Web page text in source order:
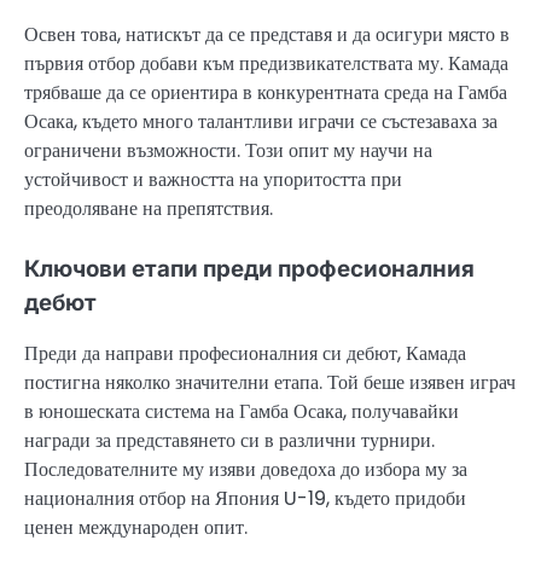
Освен това, натискът да се представя и да осигури място в
първия отбор добави към предизвикателствата му. Камада
трябваше да се ориентира в конкурентната среда на Гамба
Осака, където много талантливи играчи се състезаваха за
ограничени възможности. Този опит му научи на
устойчивост и важността на упоритостта при
преодоляване на препятствия.
Ключови етапи преди професионалния
дебют
Преди да направи професионалния си дебют, Камада
постигна няколко значителни етапа. Той беше изявен играч
в юношеската система на Гамба Осака, получавайки
награди за представянето си в различни турнири.
Последователните му изяви доведоха до избора му за
националния отбор на Япония U-19, където придоби
ценен международен опит.